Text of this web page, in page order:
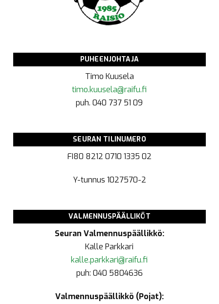
PUHEENJOHTAJA
Timo Kuusela
timo.kuusela@raifu.fi
puh. 040 737 51 09
SEURAN TILINUMERO
FI80 8212 0710 1335 02
Y-tunnus 1027570-2
VALMENNUSPÄÄLLIKÖT
Seuran Valmennuspäällikkö:
Kalle Parkkari
kalle.parkkari@raifu.fi
puh: 040 5804636
Valmennuspäällikkö (Pojat):